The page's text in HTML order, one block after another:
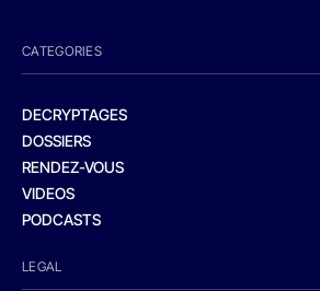
CATEGORIES
DECRYPTAGES
DOSSIERS
RENDEZ-VOUS
VIDEOS
PODCASTS
LEGAL